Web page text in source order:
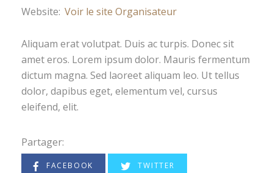
Website: Voir le site Organisateur
Aliquam erat volutpat. Duis ac turpis. Donec sit
amet eros. Lorem ipsum dolor. Mauris fermentum
dictum magna. Sed laoreet aliquam leo. Ut tellus
dolor, dapibus eget, elementum vel, cursus
eleifend, elit.
Partager:
FACEBOOK TWITTER